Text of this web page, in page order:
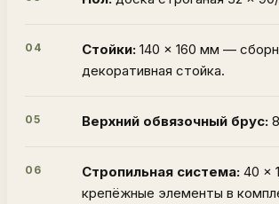
04 Стойки: 140 × 160 мм —
декоративная стойка.
05 Верхний обвязочный брус:
06 Стропильная система: 40 ×
крепёжные элементы в